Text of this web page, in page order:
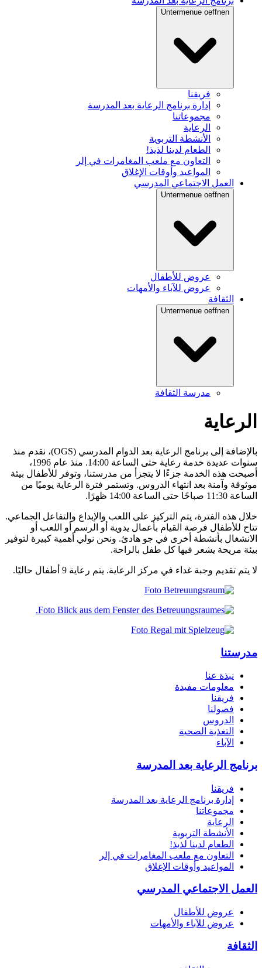
Untermenue oeffnen
فريقنا
إدارة برنامج الرعاية بعد المدرسة
مجموعاتنا
الرعاية
الأنشطة التربوية
الطعام لدينا لذيذ!
التعاون مع ملعب المغامرات في إلر
المواعيد وأوقات الإغلاق
العمل الاجتماعي المدرسي
Untermenue oeffnen
عروض للأطفال
عروض للآباء والأمهات
الثقافة
Untermenue oeffnen
مدرسة الثقافة
الرعاية
بالإضافة إلى برنامج الرعاية بعد الدوام المدرسي (OGS)، نقدم منذ
سنوات عديدة خدمة رعاية حتى الساعة 14:00. منذ عام 1996،
أصبحت هذه الخدمة جزءًا لا يتجزأ من مدرستنا، وتوفر للأطفال بيئة
موثوقة وآمنة بعد انتهاء الدروس. وتستمر فترة الرعاية يوميًا من
الساعة 11:30 صباحًا حتى الساعة 14:00 ظهرًا.
خلال هذه الفترة، يتم التركيز على اللعب والإبداع والتفاعل الجماعي.
تتاح للأطفال فرصة القيام بأعمال يدوية أو الرسم أو اللعب أو
الانشغال بأنشطة أخرى في جو هادئ. ونحن نولي أهمية كبيرة لتوفير
بيئة مريحة يشعر فيها كل طفل بالراحة.
لا يتم تقديم وجبة غداء في مركز الرعاية. يتم رعاية 9 أطفال حاليًا.
مدرستنا
نبذة عنا
معلومات مفيدة
فريقنا
فصولنا
الدروس
التغذية الصحية
الآباء
برنامج الرعاية بعد المدرسة
فريقنا
إدارة برنامج الرعاية بعد المدرسة
مجموعاتنا
الرعاية
الأنشطة التربوية
الطعام لدينا لذيذ!
التعاون مع ملعب المغامرات في إلر
المواعيد وأوقات الإغلاق
العمل الاجتماعي المدرسي
عروض للأطفال
عروض للآباء والأمهات
الثقافة